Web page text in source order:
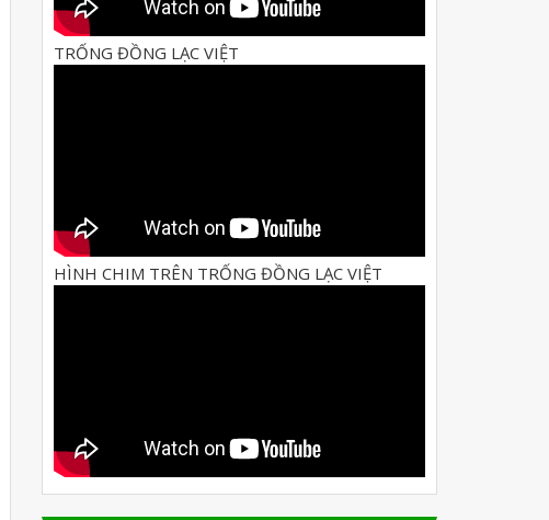
TRỐNG ĐỒNG LẠC VIỆT
HÌNH CHIM TRÊN TRỐNG ĐỒNG LẠC VIỆT